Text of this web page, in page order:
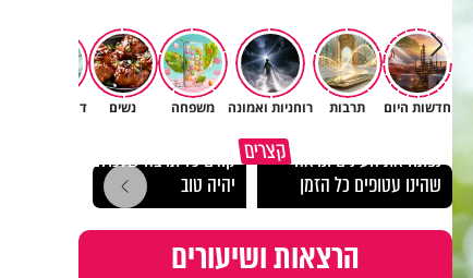
חדשות היום תרבות רוחניות ואמונה משפחה נשים דעות וטורים
קצרים נפתח את העינים ונראה
שהינו עטופים כל הזמן
קודם כל תרצה שלכולם
יהיה טוב
הרצאות ושיעורים